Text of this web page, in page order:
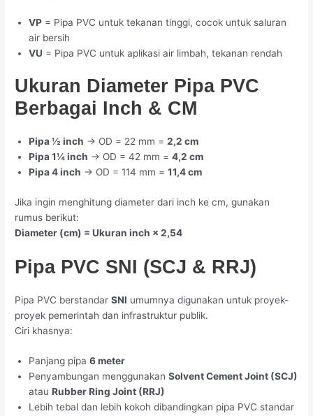
VP = Pipa PVC untuk tekanan tinggi, cocok untuk saluran
air bersih
VU = Pipa PVC untuk aplikasi air limbah, tekanan rendah
Ukuran Diameter Pipa PVC
Berbagai Inch & CM
Pipa ½ inch → OD = 22 mm =2,2 cm
Pipa 1¼ inch → OD = 42 mm =4,2 cm
Pipa 4 inch → OD = 114 mm =11,4 cm
Jika ingin menghitung diameter dari inch ke cm, gunakan
rumus berikut:
Diameter (cm) = Ukuran inch × 2,54
Pipa PVC SNI (SCJ & RRJ)
Pipa PVC berstandarSNI umumnya digunakan untuk proyek-
proyek pemerintah dan infrastruktur publik.
Ciri khasnya:
Panjang pipa6 meter
Penyambungan menggunakanSolvent Cement Joint (SCJ)
atauRubber Ring Joint (RRJ)
Lebih tebal dan lebih kokoh dibandingkan pipa PVC standar